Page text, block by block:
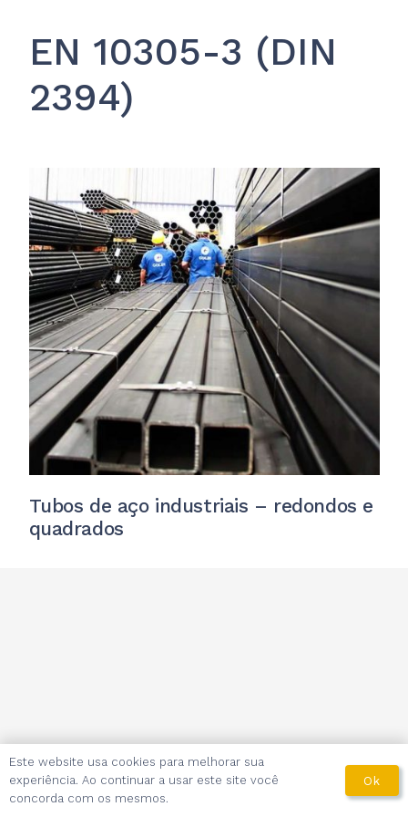
EN 10305-3 (DIN
2394)
Tubos de aço industriais – redondos e
quadrados
Este website usa cookies para melhorar sua
experiência. Ao continuar a usar este site você
concorda com os mesmos.
Ok